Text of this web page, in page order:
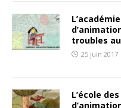
troubles
25 juin 2017
L’école